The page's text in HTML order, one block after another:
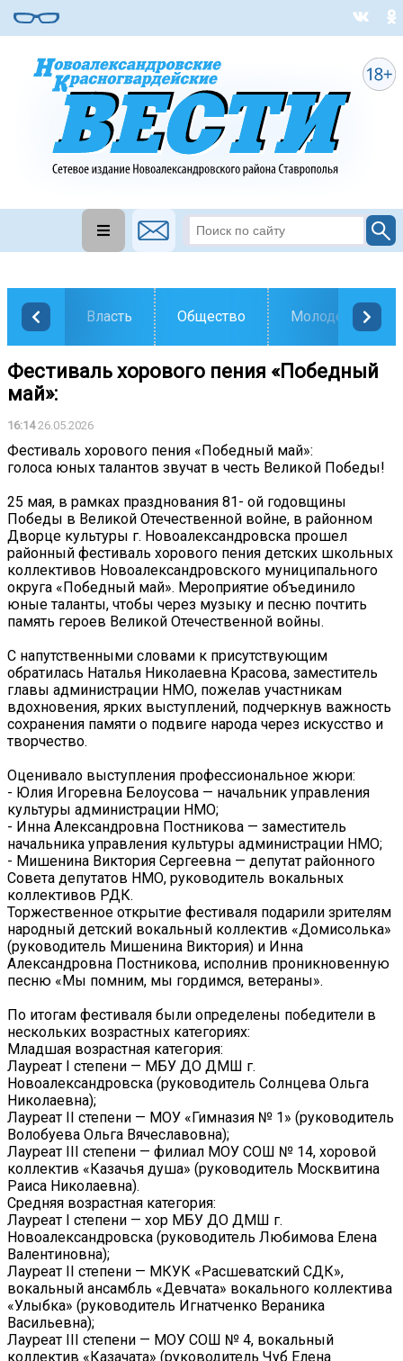
Власть Общество Молодежь
Фестиваль хорового пения «Победный
май»:
16:1426.05.2026
Фестиваль хорового пения «Победный май»:
голоса юных талантов звучат в честь Великой Победы!
25 мая, в рамках празднования 81- ой годовщины
Победы в Великой Отечественной войне, в районном
Дворце культуры г. Новоалександровска прошел
районный фестиваль хорового пения детских школьных
коллективов Новоалександровского муниципального
округа «Победный май». Мероприятие объединило
юные таланты, чтобы через музыку и песню почтить
память героев Великой Отечественной войны.
С напутственными словами к присутствующим
обратилась Наталья Николаевна Красова, заместитель
главы администрации НМО, пожелав участникам
вдохновения, ярких выступлений, подчеркнув важность
сохранения памяти о подвиге народа через искусство и
творчество.
Оценивало выступления профессиональное жюри:
- Юлия Игоревна Белоусова — начальник управления
культуры администрации НМО;
- Инна Александровна Постникова — заместитель
начальника управления культуры администрации НМО;
- Мишенина Виктория Сергеевна — депутат районного
Совета депутатов НМО, руководитель вокальных
коллективов РДК.
Торжественное открытие фестиваля подарили зрителям
народный детский вокальный коллектив «Домисолька»
(руководитель Мишенина Виктория) и Инна
Александровна Постникова, исполнив проникновенную
песню «Мы помним, мы гордимся, ветераны».
По итогам фестиваля были определены победители в
нескольких возрастных категориях:
Младшая возрастная категория:
Лауреат I степени — МБУ ДО ДМШ г.
Новоалександровска (руководитель Солнцева Ольга
Николаевна);
Лауреат II степени — МОУ «Гимназия № 1» (руководитель
Волобуева Ольга Вячеславовна);
Лауреат III степени — филиал МОУ СОШ № 14, хоровой
коллектив «Казачья душа» (руководитель Москвитина
Раиса Николаевна).
Средняя возрастная категория:
Лауреат I степени — хор МБУ ДО ДМШ г.
Новоалександровска (руководитель Любимова Елена
Валентиновна);
Лауреат II степени — МКУК «Расшеватский СДК»,
вокальный ансамбль «Девчата» вокального коллектива
«Улыбка» (руководитель Игнатченко Вераника
Васильевна);
Лауреат III степени — МОУ СОШ № 4, вокальный
коллектив «Казачата» (руководитель Чуб Елена